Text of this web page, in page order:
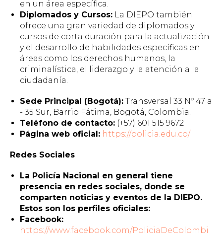
en un área específica.
Diplomados y Cursos: La DIEPO también
ofrece una gran variedad de diplomados y
cursos de corta duración para la actualización
y el desarrollo de habilidades específicas en
áreas como los derechos humanos, la
criminalística, el liderazgo y la atención a la
ciudadanía.
Sede Principal (Bogotá): Transversal 33 Nº 47 a
- 35 Sur, Barrio Fátima, Bogotá, Colombia.
Teléfono de contacto: (+57) 601 515 9672
Página web oficial: https://policia.edu.co/
Redes Sociales
La Policía Nacional en general tiene
presencia en redes sociales, donde se
comparten noticias y eventos de la DIEPO.
Estos son los perfiles oficiales:
Facebook:
https://www.facebook.com/PoliciaDeColombi